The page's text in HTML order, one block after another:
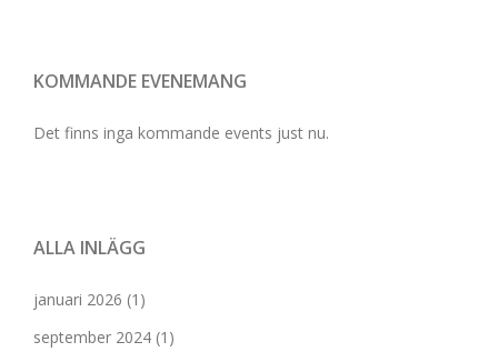
KOMMANDE EVENEMANG
Det finns inga kommande events just nu.
ALLA INLÄGG
januari 2026 (1)
september 2024 (1)